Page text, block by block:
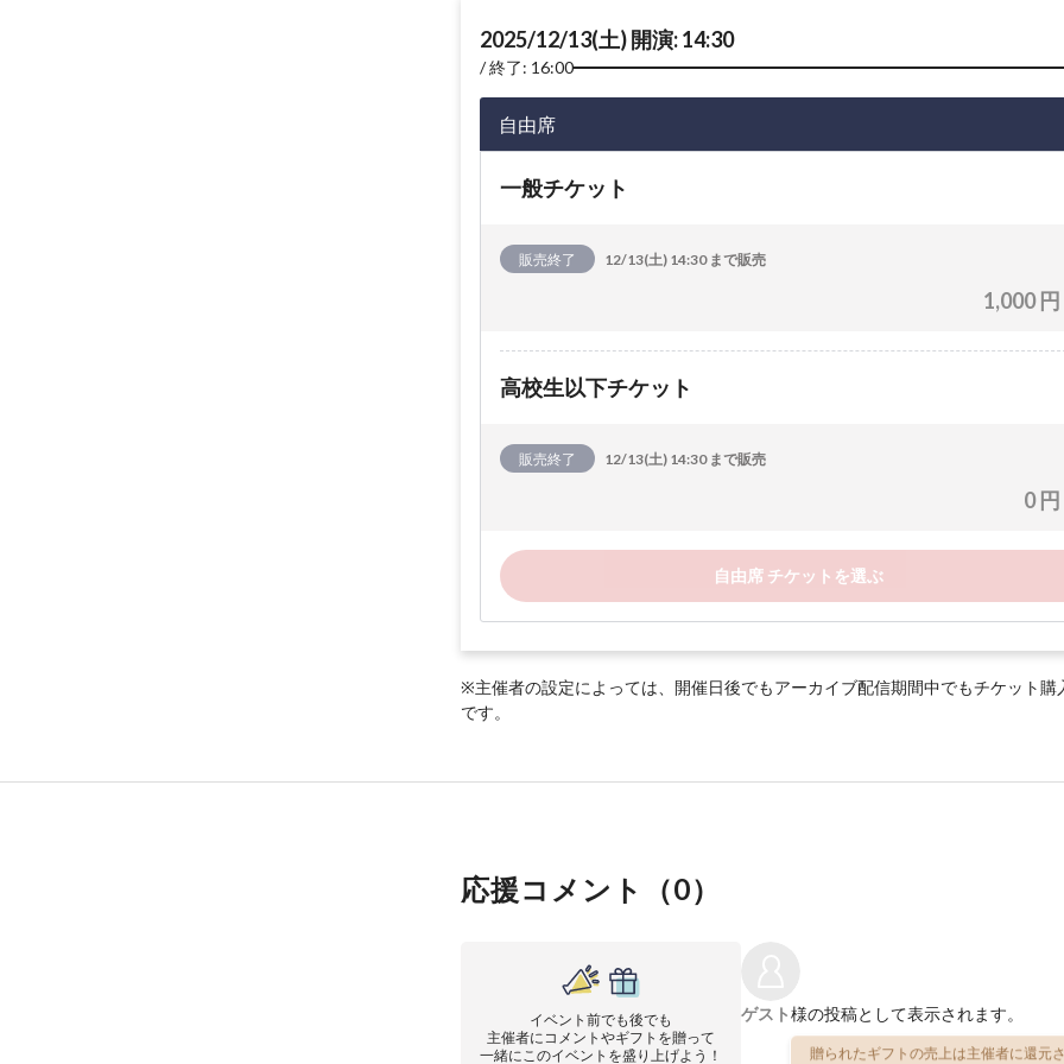
2025/12/13(土) 開演: 14:30
終了: 16:00
自由席
一般チケット
販売終了 12/13(土) 14:30 まで販売
1,000 円
高校生以下チケット
販売終了 12/13(土) 14:30 まで販売
0 円
自由席 チケットを選ぶ
※主催者の設定によっては、開催日後でもアーカイブ配信期間中でもチケット購
です。
応援コメント（0）
イベント前でも後でも
主催者にコメントやギフトを贈って
一緒にこのイベントを盛り上げよう！
ゲスト様の投稿として表示されます。
贈られたギフトの売上は主催者に還元